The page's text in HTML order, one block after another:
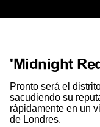
'Midnight
Pronto será el
sacudiendo su
rápidamente en un
de Londres.